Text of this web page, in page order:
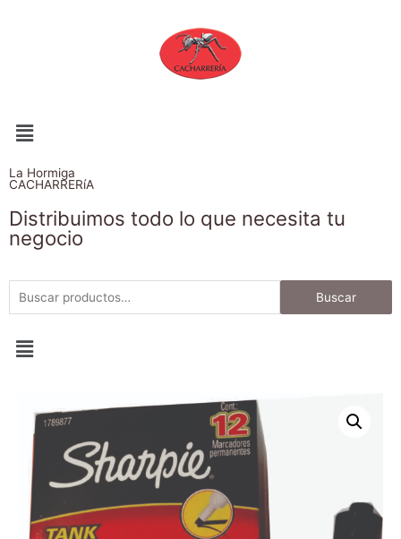
La Hormiga
CACHARRERíA
Distribuimos todo lo que necesita tu
negocio
Buscar